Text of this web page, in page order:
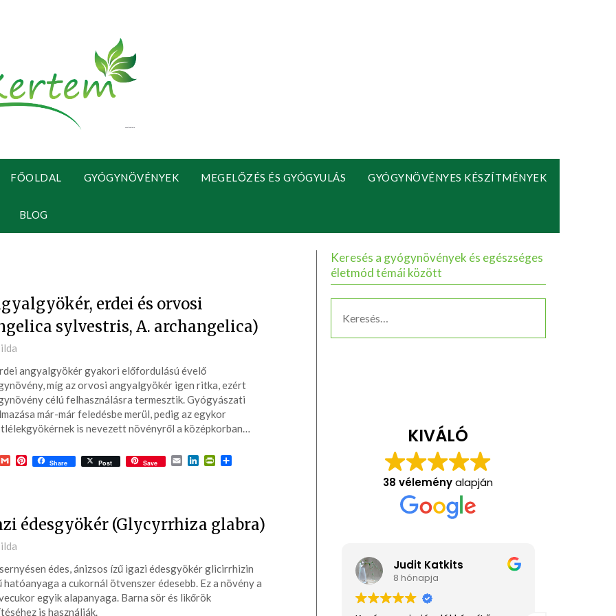
FŐOLDAL GYÓGYNÖVÉNYEK MEGELŐZÉS ÉS GYÓGYULÁS GYÓGYNÖVÉNYES KÉSZÍTMÉNYEK
BLOG
erdei és orvosi
sylvestris, A. archangelica)
angyalgyökér gyakori előfordulású évelő
míg az orvosi angyalgyökér igen ritka, ezért
célú felhasználásra termesztik. Gyógyászati
már-már feledésbe merül, pedig az egykor
is nevezett növényről a középkorban…
GmailPinterest
Share Post Save EmailLinkedInPrintFriendly
Ossza
édesgyökér (Glycyrrhiza glabra)
édes, ánizsos ízű igazi édesgyökér glicirrhizin
hatóanyaga a cukornál ötvenszer édesebb. Ez a növény a
egyik alapanyaga. Barna sör és likőrök
is használják.
Keresés a gyógynövények és egészséges
életmód témái között
KIVÁLÓ
38 véleményalapján
Judit Katkits
8 hónapja
Anita Kis
1 éve